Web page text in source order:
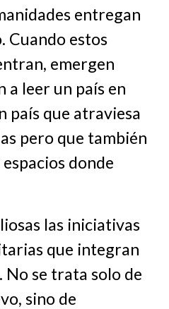
entregan
Cuando estos
emergen
a leer un país en
país que atraviesa
pero que también
donde
las iniciativas
que integran
No se trata solo de
sino de